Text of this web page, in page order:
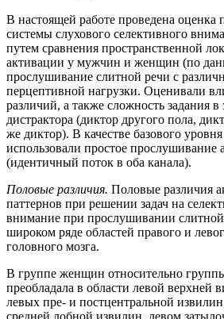
В настоящей работе проведена оценка
системы слухового селективного
путем сравнения пространственной
активации у мужчин и женщин (по
прослушивание слитной речи с
перцептивной нагрузки. Оценивали
различий, а также сложность задания в
дистрактора (диктор другого пола,
же диктор). В качестве базового
использовали простое прослушивание
(идентичный поток в оба канала).
Половые различия. Половые различия
паттернов при решении задач на
внимание при прослушивании
широком ряде областей правого и
головного мозга.
В группе женщин относительно
преобладала в области левой верхней
левых пре- и постцентральной